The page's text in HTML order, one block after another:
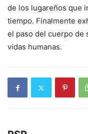
de los lugareños que
tiempo. Finalmente
el paso del cuerpo de
vidas humanas.